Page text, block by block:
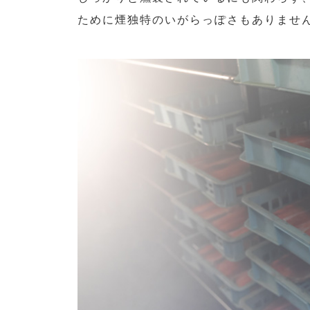
ために煙独特のいがらっぽさもありませ